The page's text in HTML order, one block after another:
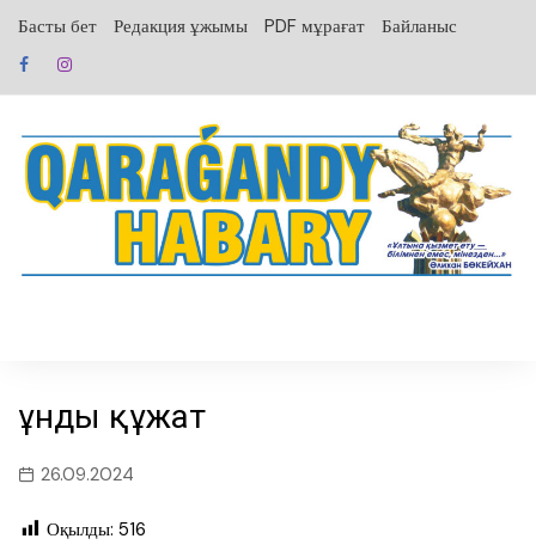
содержанию
Басты бет Редакция ұжымы PDF мұрағат Байланыс
Құнды құжат
26.09.2024
Оқылды: 516